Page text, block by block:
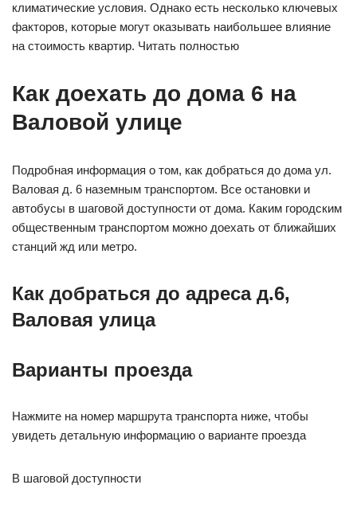
климатические условия. Однако есть несколько ключевых
факторов, которые могут оказывать наибольшее влияние
на стоимость квартир. Читать полностью
Как доехать до дома 6 на
Валовой улице
Подробная информация о том, как добраться до дома ул.
Валовая д. 6 наземным транспортом. Все остановки и
автобусы в шаговой доступности от дома. Каким городским
общественным транспортом можно доехать от ближайших
станций жд или метро.
Как добраться до адреса д.6,
Валовая улица
Варианты проезда
Нажмите на номер маршрута транспорта ниже, чтобы
увидеть детальную информацию о варианте проезда
В шаговой доступности